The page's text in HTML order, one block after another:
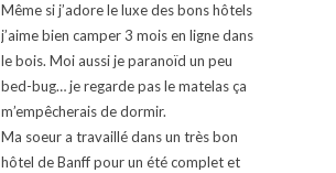
Même si j’adore le luxe des bons hôtels
j’aime bien camper 3 mois en ligne dans
le bois. Moi aussi je paranoïd un peu
bed-bug… je regarde pas le matelas ça
m’empêcherais de dormir.
Ma soeur a travaillé dans un très bon
hôtel de Banff pour un été complet et